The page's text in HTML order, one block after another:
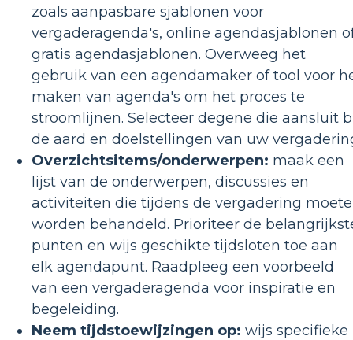
zoals aanpasbare sjablonen voor
vergaderagenda's, online agendasjablonen
gratis agendasjablonen. Overweeg het
gebruik van een agendamaker of tool voor
maken van agenda's om het proces te
stroomlijnen. Selecteer degene die aansluit
de aard en doelstellingen van uw
Overzichtsitems/onderwerpen: maak een
lijst van de onderwerpen, discussies en
activiteiten die tijdens de vergadering
worden behandeld. Prioriteer de
punten en wijs geschikte tijdsloten toe aan
elk agendapunt. Raadpleeg een voorbeeld
van een vergaderagenda voor inspiratie en
begeleiding.
Neem tijdstoewijzingen op: wijs specifieke